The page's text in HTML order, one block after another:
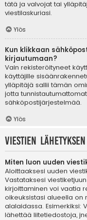
tätä ja valvojat tai
viestilaskuriasi.
Ylös
Kun klikkaan
kirjautumaan?
Vain rekisteröityneet
käyttäjille
ylläpitäjä sallii tämän
jotta
sähköpostijärjestelmää.
Ylös
Viestien
Miten luon uuden
Aloittaaksesi uuden
Vastataksesi
kirjoittaminen voi vaatia
oikeuksistasi alueella on
alalaidassa. Esimerkiksi:
lähettää liitetiedostoja,